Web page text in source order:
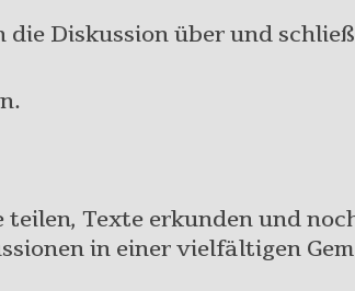
Diskussion über und
Texte erkunden und
in einer vielfältigen